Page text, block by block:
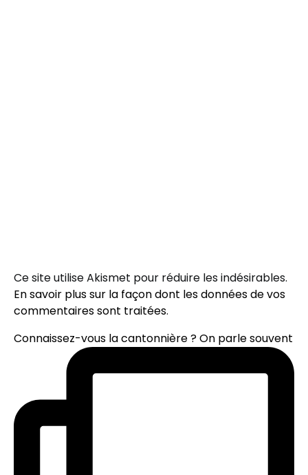
Ce site utilise Akismet pour réduire les indésirables.
En savoir plus sur la façon dont les données de vos
commentaires sont traitées.
Connaissez-vous la cantonnière ? On parle souvent